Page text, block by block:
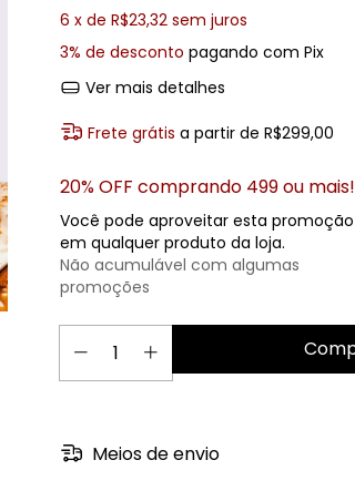
6 x de R$23,32 sem juros
3% de desconto pagando com Pix
Ver mais detalhes
Frete grátis a partir deR$299,00
20% OFF comprando 499 ou mais!
Você pode aproveitar esta promoção
em qualquer produto da loja.
Não acumulável com algumas
promoções
Meios de envio